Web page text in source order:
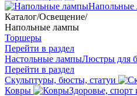
Напольные
Каталог/Освещение/
Напольные лампы
Торшеры
Перейти в раздел
Настольные лампыЛюстры для
Перейти в раздел
Скульптуры, бюсты, статуи
Ковры
Здоровье, спорт